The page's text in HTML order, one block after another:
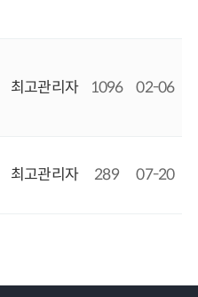
최고관리자 1096 02-06
최고관리자 289 07-20